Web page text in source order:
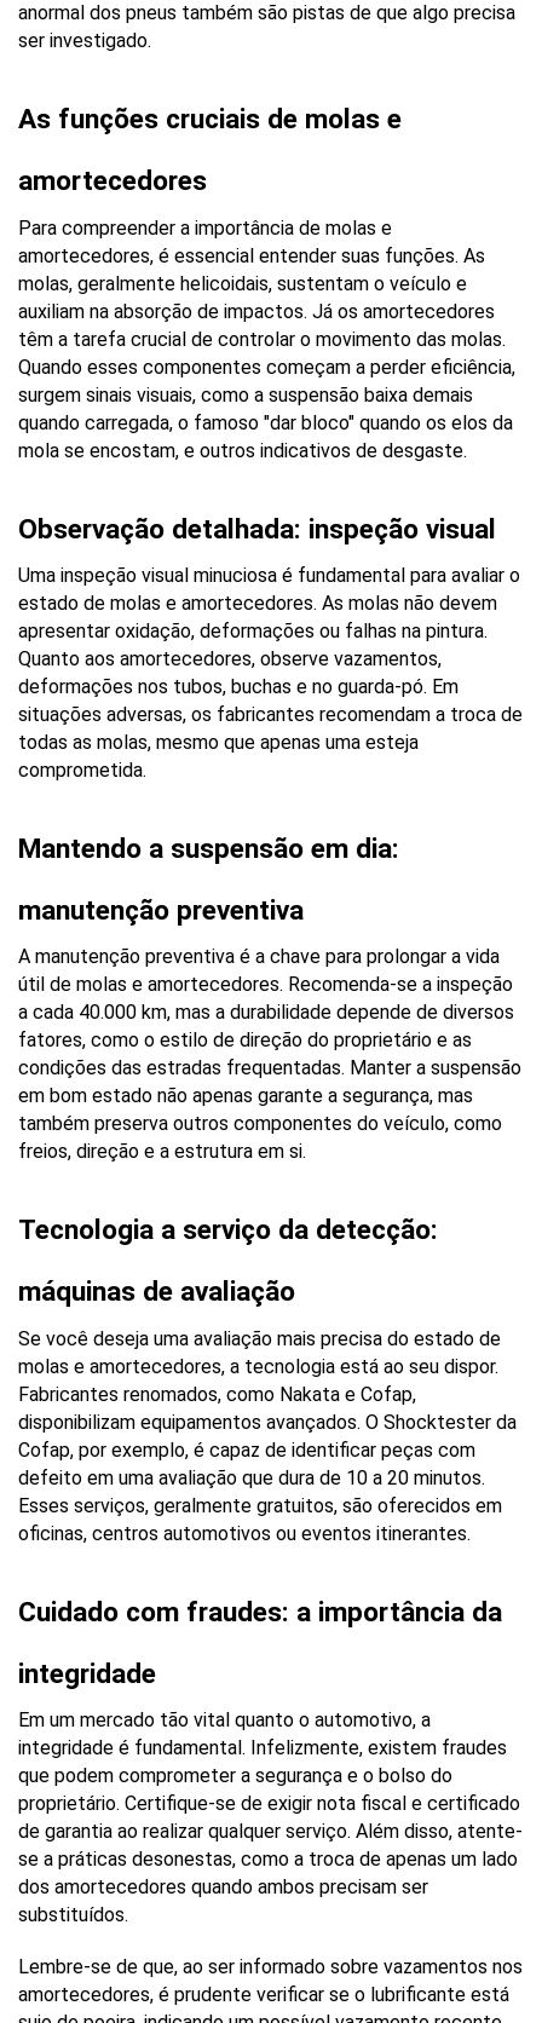
anormal dos pneus também são pistas de que algo precisa
ser investigado.
As funções cruciais de molas e
amortecedores
Para compreender a importância de molas e
amortecedores, é essencial entender suas funções. As
molas, geralmente helicoidais, sustentam o veículo e
auxiliam na absorção de impactos. Já os amortecedores
têm a tarefa crucial de controlar o movimento das molas.
Quando esses componentes começam a perder eficiência,
surgem sinais visuais, como a suspensão baixa demais
quando carregada, o famoso "dar bloco" quando os elos da
mola se encostam, e outros indicativos de desgaste.
Observação detalhada: inspeção visual
Uma inspeção visual minuciosa é fundamental para avaliar o
estado de molas e amortecedores. As molas não devem
apresentar oxidação, deformações ou falhas na pintura.
Quanto aos amortecedores, observe vazamentos,
deformações nos tubos, buchas e no guarda-pó. Em
situações adversas, os fabricantes recomendam a troca de
todas as molas, mesmo que apenas uma esteja
comprometida.
Mantendo a suspensão em dia:
manutenção preventiva
A manutenção preventiva é a chave para prolongar a vida
útil de molas e amortecedores. Recomenda-se a inspeção
a cada 40.000 km, mas a durabilidade depende de diversos
fatores, como o estilo de direção do proprietário e as
condições das estradas frequentadas. Manter a suspensão
em bom estado não apenas garante a segurança, mas
também preserva outros componentes do veículo, como
freios, direção e a estrutura em si.
Tecnologia a serviço da detecção:
máquinas de avaliação
Se você deseja uma avaliação mais precisa do estado de
molas e amortecedores, a tecnologia está ao seu dispor.
Fabricantes renomados, como Nakata e Cofap,
disponibilizam equipamentos avançados. O Shocktester da
Cofap, por exemplo, é capaz de identificar peças com
defeito em uma avaliação que dura de 10 a 20 minutos.
Esses serviços, geralmente gratuitos, são oferecidos em
oficinas, centros automotivos ou eventos itinerantes.
Cuidado com fraudes: a importância da
integridade
Em um mercado tão vital quanto o automotivo, a
integridade é fundamental. Infelizmente, existem fraudes
que podem comprometer a segurança e o bolso do
proprietário. Certifique-se de exigir nota fiscal e certificado
de garantia ao realizar qualquer serviço. Além disso, atente-
se a práticas desonestas, como a troca de apenas um lado
dos amortecedores quando ambos precisam ser
substituídos.
Lembre-se de que, ao ser informado sobre vazamentos nos
amortecedores, é prudente verificar se o lubrificante está